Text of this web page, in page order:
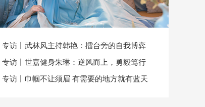
专访丨武林风主持韩艳：擂台旁的自我博弈
专访丨世嘉健身朱琳：逆风而上，勇毅笃行
专访丨巾帼不让须眉 有需要的地方就有蓝天